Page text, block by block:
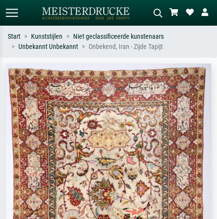
Zoek op kunstenaar, titel of stijl – bijv.
Monet, Sterrennacht, impressionisme,
Hokusai-golf, naakt.
Beschrijf de scène – bijv. groene
weide, abstract met veel rood, donker
olieverfschilderij, staand naakt naast
een boom.
Start Kunststijlen
Niet geclassificeerde kunstenaars
Unbekannt Unbekannt
Onbekend, Iran - Zijde Tapijt